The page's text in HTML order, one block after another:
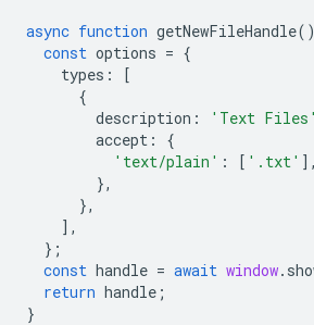
async function getNewFileHandle()
const options = {
types :
[
{
description : 'Text Files'
accept :
{
'text/plain' : [ '.txt' ],
},
},
],
};
const handle = await window.
return handle ;
}